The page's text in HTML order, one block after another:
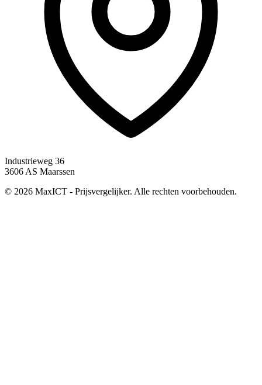
Industrieweg 36
3606 AS Maarssen
© 2026 MaxICT - Prijsvergelijker. Alle rechten voorbehouden.